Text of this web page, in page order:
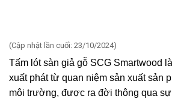
(Cập nhật lần cuối: 23/10/2024)
Tấm lót sàn giả gỗ SCG Smartwood
xuất phát từ quan niệm sản xuất sản
môi trường, được ra đời thông qua